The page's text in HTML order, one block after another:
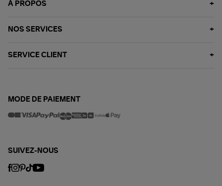
À PROPOS
NOS SERVICES
SERVICE CLIENT
MODE DE PAIEMENT
SUIVEZ-NOUS